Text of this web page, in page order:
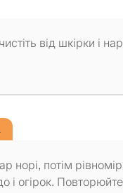
від шкірки і
норі, потім
огірок.